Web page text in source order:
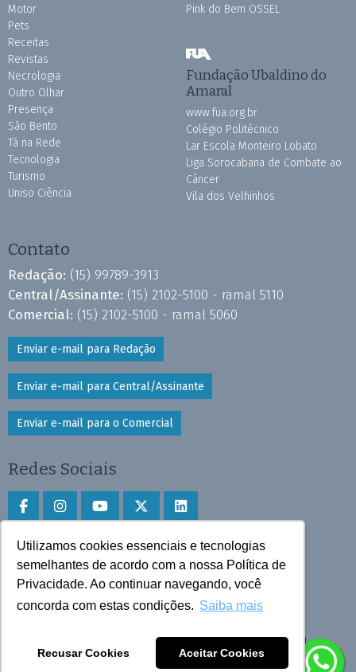
Utilizamos cookies essenciais e tecnologias
semelhantes de acordo com a nossa Política de
Privacidade. Ao continuar navegando, você
concorda com estas condições. Saiba mais
Recusar Cookies Aceitar Cookies
Motor
Pets
Receitas
Revistas
Necrologia
Outro Olhar
Presença
São Bento
Tá na Rede
Tecnologia
Turismo
Uniso Ciência
Pink do Bem OSSEL
Fundação Ubaldino do
Amaral
www.fua.org.br
Colégio Politécnico
Lar Escola Monteiro Lobato
Liga Sorocabana de Combate ao
Câncer
Vila dos Velhinhos
Contato
Redação: (15) 99789-3913
Central/Assinante: (15) 2102-5100 - ramal 5110
Comercial: (15) 2102-5100 - ramal 5060
Enviar e-mail para Redação
Enviar e-mail para Central/Assinante
Enviar e-mail para o Comercial
Redes Sociais
Faça download do aplicativo
Play Store e App Store
Todos os direitos reservados © 2025 Cruzeiro do Sul